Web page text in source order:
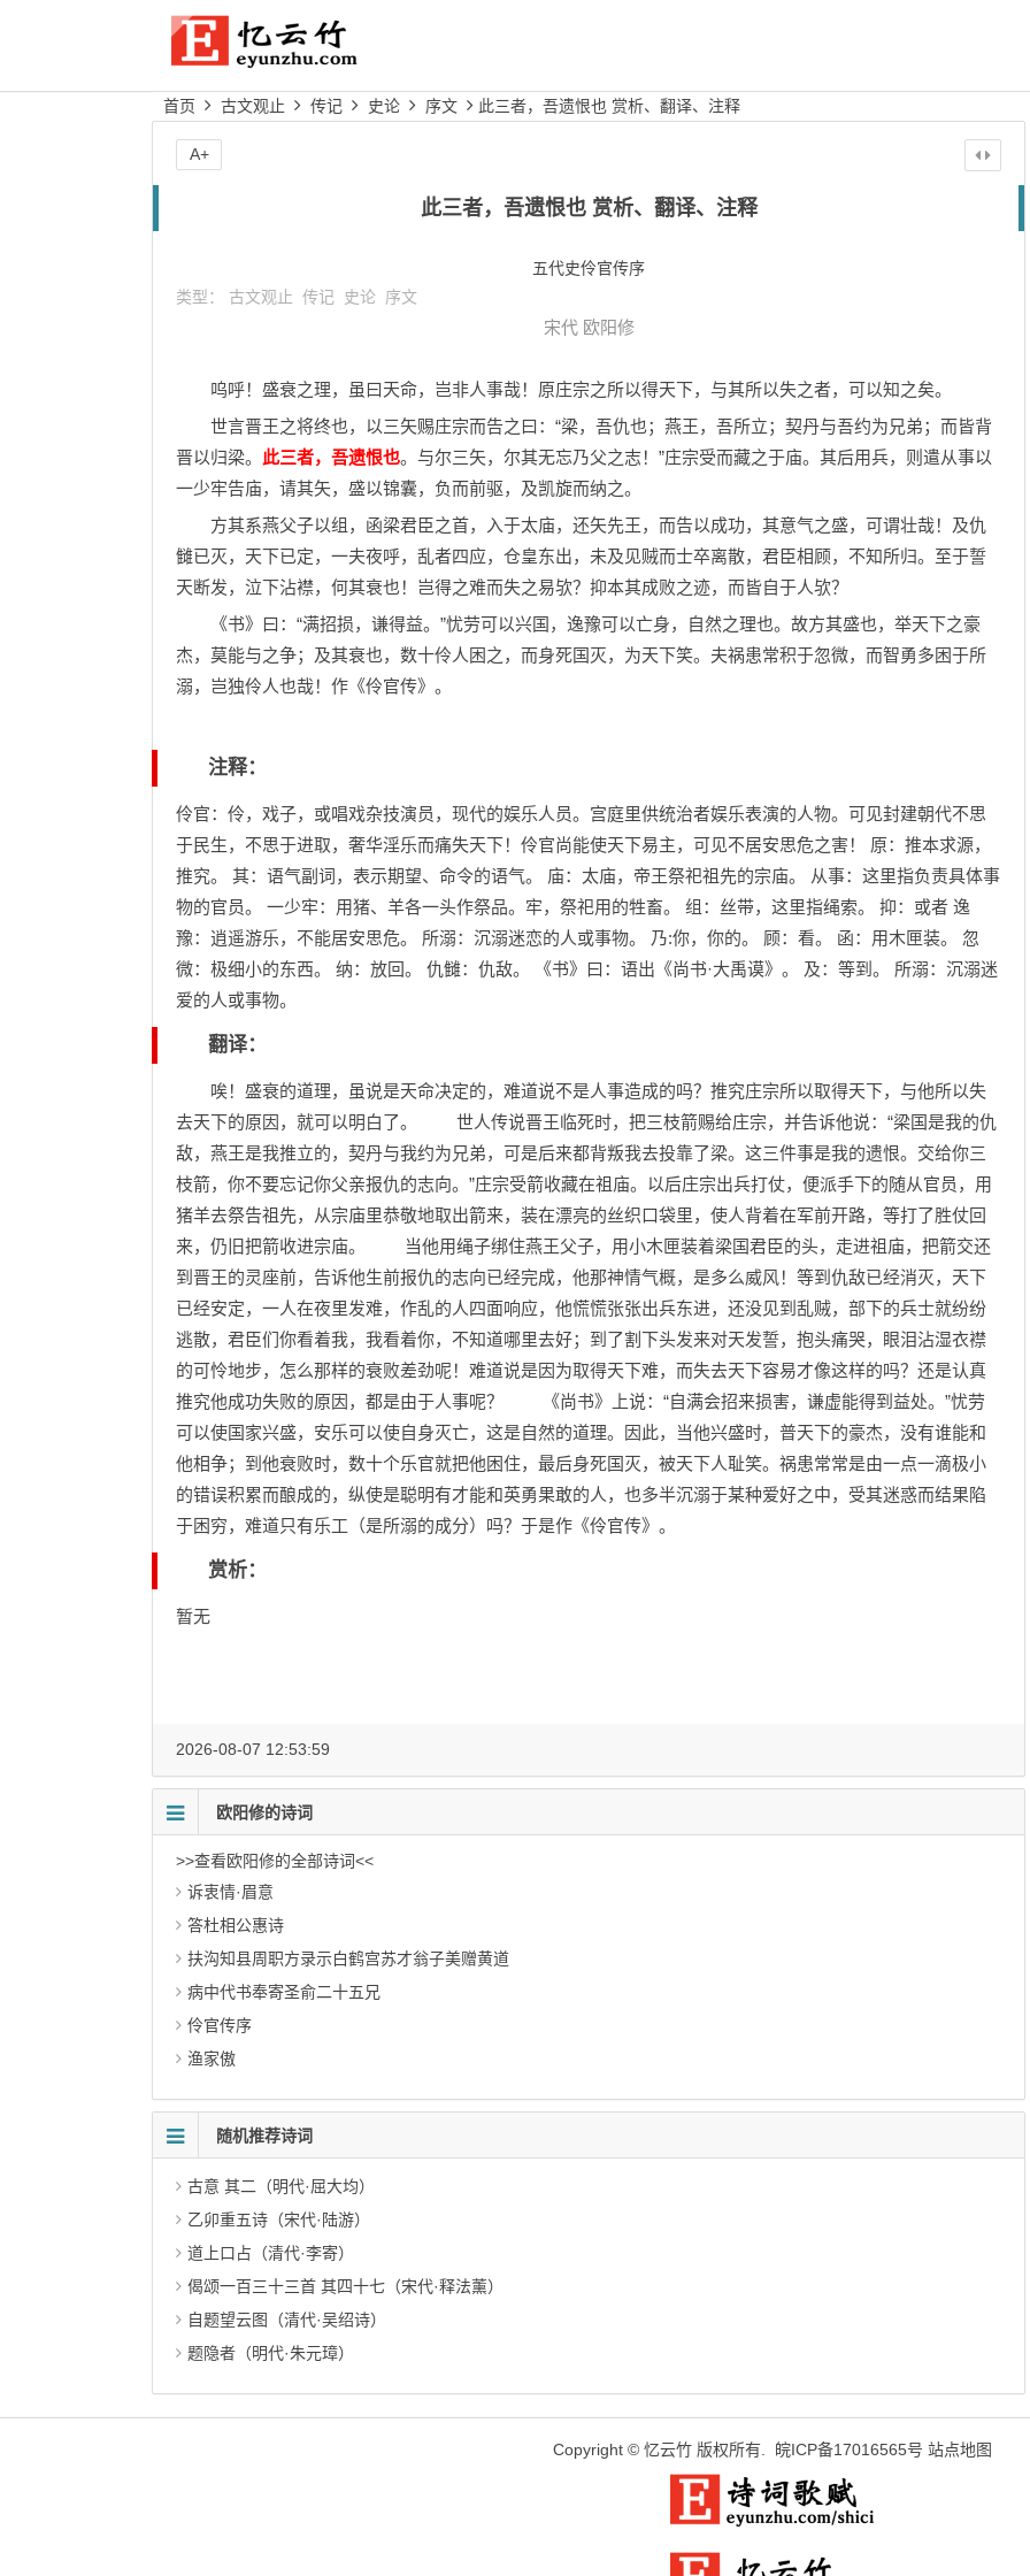
首页 古文观止 传记 史论 序文 此三者，吾遗恨也 赏析、翻译、注释
此三者，吾遗恨也 赏析、翻译、注释
五代史伶官传序
类型： 古文观止 传记 史论 序文
宋代 欧阳修
呜呼！盛衰之理，虽曰天命，岂非人事哉！原庄宗之所以得天下，与其所以失之者，可以知之矣。
世言晋王之将终也，以三矢赐庄宗而告之曰：“梁，吾仇也；燕王，吾所立；契丹与吾约为兄弟；而皆背
晋以归梁。 此三者，吾遗恨也。与尔三矢，尔其无忘乃父之志！”庄宗受而藏之于庙。其后用兵，则遣从事以
一少牢告庙，请其矢，盛以锦囊，负而前驱，及凯旋而纳之。
方其系燕父子以组，函梁君臣之首，入于太庙，还矢先王，而告以成功，其意气之盛，可谓壮哉！及仇
雠已灭，天下已定，一夫夜呼，乱者四应，仓皇东出，未及见贼而士卒离散，君臣相顾，不知所归。至于誓
天断发，泣下沾襟，何其衰也！岂得之难而失之易欤？抑本其成败之迹，而皆自于人欤？
《书》曰：“满招损，谦得益。”忧劳可以兴国，逸豫可以亡身，自然之理也。故方其盛也，举天下之豪
杰，莫能与之争；及其衰也，数十伶人困之，而身死国灭，为天下笑。夫祸患常积于忽微，而智勇多困于所
溺，岂独伶人也哉！作《伶官传》。
注释：
伶官：伶，戏子，或唱戏杂技演员，现代的娱乐人员。宫庭里供统治者娱乐表演的人物。可见封建朝代不思
于民生，不思于进取，奢华淫乐而痛失天下！伶官尚能使天下易主，可见不居安思危之害！ 原：推本求源，
推究。 其：语气副词，表示期望、命令的语气。 庙：太庙，帝王祭祀祖先的宗庙。 从事：这里指负责具体事
物的官员。 一少牢：用猪、羊各一头作祭品。牢，祭祀用的牲畜。 组：丝带，这里指绳索。 抑：或者 逸
豫：逍遥游乐，不能居安思危。 所溺：沉溺迷恋的人或事物。 乃:你，你的。 顾：看。 函：用木匣装。 忽
微：极细小的东西。 纳：放回。 仇雠：仇敌。 《书》曰：语出《尚书·大禹谟》。 及：等到。 所溺：沉溺迷
爱的人或事物。
翻译：
唉！盛衰的道理，虽说是天命决定的，难道说不是人事造成的吗？推究庄宗所以取得天下，与他所以失
去天下的原因，就可以明白了。 世人传说晋王临死时，把三枝箭赐给庄宗，并告诉他说：“梁国是我的仇
敌，燕王是我推立的，契丹与我约为兄弟，可是后来都背叛我去投靠了梁。这三件事是我的遗恨。交给你三
枝箭，你不要忘记你父亲报仇的志向。”庄宗受箭收藏在祖庙。以后庄宗出兵打仗，便派手下的随从官员，用
猪羊去祭告祖先，从宗庙里恭敬地取出箭来，装在漂亮的丝织口袋里，使人背着在军前开路，等打了胜仗回
来，仍旧把箭收进宗庙。 当他用绳子绑住燕王父子，用小木匣装着梁国君臣的头，走进祖庙，把箭交还
到晋王的灵座前，告诉他生前报仇的志向已经完成，他那神情气概，是多么威风！等到仇敌已经消灭，天下
已经安定，一人在夜里发难，作乱的人四面响应，他慌慌张张出兵东进，还没见到乱贼，部下的兵士就纷纷
逃散，君臣们你看着我，我看着你，不知道哪里去好；到了割下头发来对天发誓，抱头痛哭，眼泪沾湿衣襟
的可怜地步，怎么那样的衰败差劲呢！难道说是因为取得天下难，而失去天下容易才像这样的吗？还是认真
推究他成功失败的原因，都是由于人事呢？ 《尚书》上说：“自满会招来损害，谦虚能得到益处。”忧劳
可以使国家兴盛，安乐可以使自身灭亡，这是自然的道理。因此，当他兴盛时，普天下的豪杰，没有谁能和
他相争；到他衰败时，数十个乐官就把他困住，最后身死国灭，被天下人耻笑。祸患常常是由一点一滴极小
的错误积累而酿成的，纵使是聪明有才能和英勇果敢的人，也多半沉溺于某种爱好之中，受其迷惑而结果陷
于困穷，难道只有乐工（是所溺的成分）吗？于是作《伶官传》。
赏析：
暂无
A+
2026-08-07 12:53:59
欧阳修的诗词
>>查看欧阳修的全部诗词<<
诉衷情·眉意
答杜相公惠诗
扶沟知县周职方录示白鹤宫苏才翁子美赠黄道
病中代书奉寄圣俞二十五兄
伶官传序
渔家傲
随机推荐诗词
古意 其二（明代·屈大均）
乙卯重五诗（宋代·陆游）
道上口占（清代·李寄）
偈颂一百三十三首 其四十七（宋代·释法薰）
自题望云图（清代·吴绍诗）
题隐者（明代·朱元璋）
Copyright © 忆云竹 版权所有. 皖ICP备17016565号 站点地图